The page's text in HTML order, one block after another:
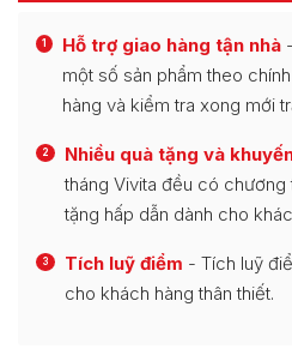
1 Hỗ trợ giao hàng tận nhà
một số sản phẩm theo
hàng và kiểm tra xong mới
2 Nhiều quà tặng và
tháng Vivita đều có chương
tặng hấp dẫn dành cho
3 Tích luỹ điểm - Tích luỹ
cho khách hàng thân thiết.